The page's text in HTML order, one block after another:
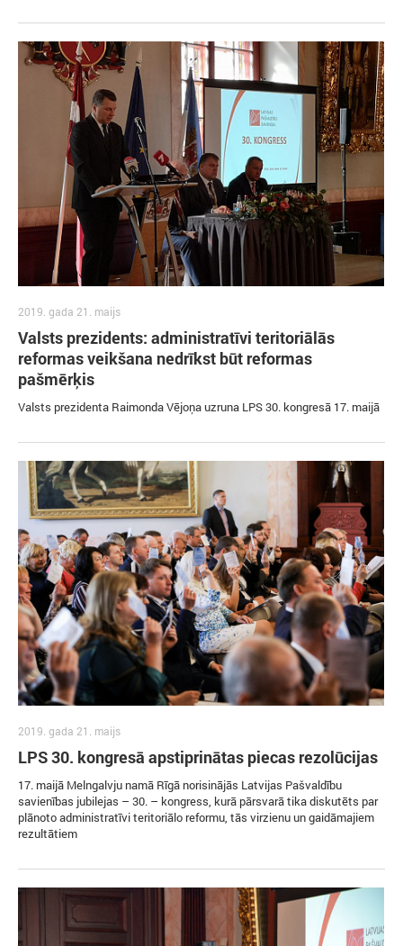
2019. gada 21. maijs
Valsts prezidents: administratīvi teritoriālās
reformas veikšana nedrīkst būt reformas
pašmērķis
Valsts prezidenta Raimonda Vējoņa uzruna LPS 30. kongresā 17. maijā
2019. gada 21. maijs
LPS 30. kongresā apstiprinātas piecas rezolūcijas
17. maijā Melngalvju namā Rīgā norisinājās Latvijas Pašvaldību
savienības jubilejas – 30. – kongress, kurā pārsvarā tika diskutēts par
plānoto administratīvi teritoriālo reformu, tās virzienu un gaidāmajiem
rezultātiem